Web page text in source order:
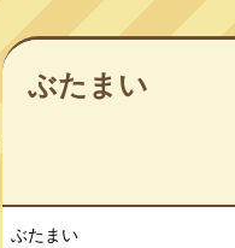
ぶたまい
ぶたまい